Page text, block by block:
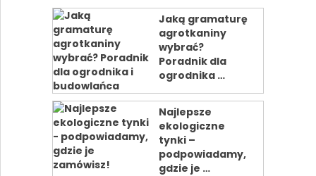
Jaką gramaturę
agrotkaniny
wybrać?
Poradnik dla
ogrodnika …
Najlepsze
ekologiczne
tynki –
podpowiadamy,
gdzie je …